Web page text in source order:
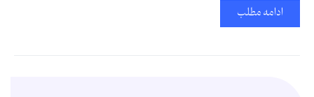
ادامه مطلب